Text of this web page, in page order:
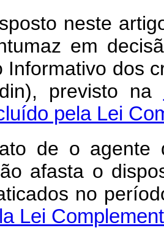
neste
em
Informativo dos
previsto na
pela Lei
de o agente
afasta o
no
Lei